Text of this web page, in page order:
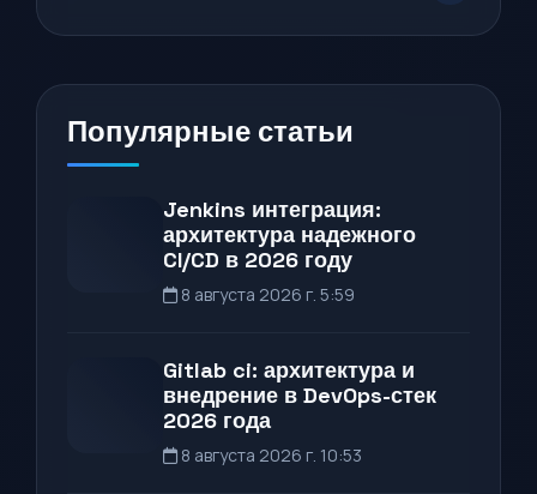
Популярные статьи
Jenkins интеграция:
архитектура надежного
CI/CD в 2026 году
8 августа 2026 г. 5:59
Gitlab ci: архитектура и
внедрение в DevOps-стек
2026 года
8 августа 2026 г. 10:53